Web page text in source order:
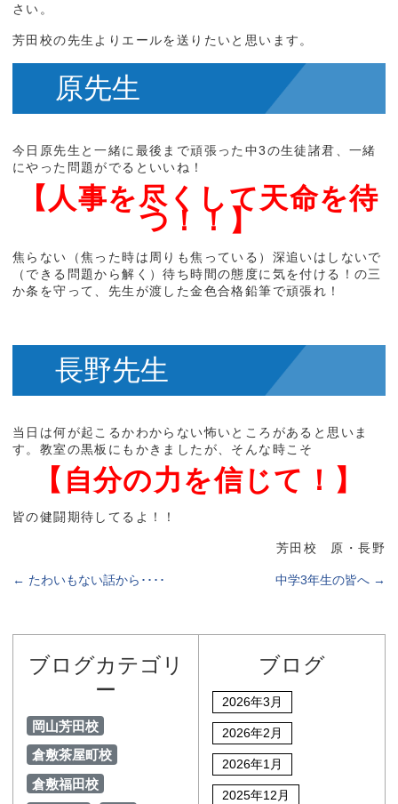
さい。
芳田校の先生よりエールを送りたいと思います。
原先生
今日原先生と一緒に最後まで頑張った中3の生徒諸君、一緒
にやった問題がでるといいね！
【人事を尽くして天命を待
つ！！】
焦らない（焦った時は周りも焦っている）深追いはしないで
（できる問題から解く）待ち時間の態度に気を付ける！の三
か条を守って、先生が渡した金色合格鉛筆で頑張れ！
長野先生
当日は何が起こるかわからない怖いところがあると思いま
す。教室の黒板にもかきましたが、そんな時こそ
【自分の力を信じて！】
皆の健闘期待してるよ！！
芳田校 原・長野
← たわいもない話から････ 中学3年生の皆へ →
ブログカテゴリ
ー
岡山芳田校
倉敷茶屋町校
倉敷福田校
ブログ
2026年3月
2026年2月
2026年1月
2025年12月